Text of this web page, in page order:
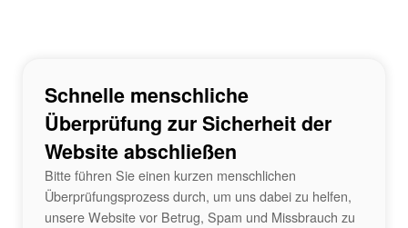
Schnelle menschliche
Überprüfung zur Sicherheit der
Website abschließen
Bitte führen Sie einen kurzen menschlichen
Überprüfungsprozess durch, um uns dabei zu helfen,
unsere Website vor Betrug, Spam und Missbrauch zu